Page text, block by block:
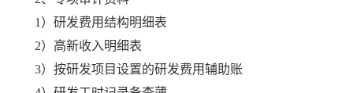
1）研发费用结构明细表
2）高新收入明细表
3）按研发项目设置的研发费用辅助账